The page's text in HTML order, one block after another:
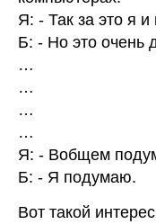
Я: - Так за это я
Б: - Но это очень
…
…
…
…
Я: - Вобщем
Б: - Я подумаю.
Вот такой